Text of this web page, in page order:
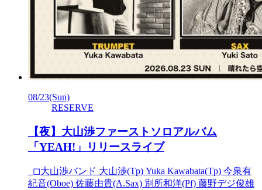
08/23(Sun)
RESERVE
【夜】大山渉ファーストソロアルバム
「YEAH!」リリースライブ
◻︎大山渉バンド 大山渉(Tp) Yuka Kawabata(Tp) 今泉有
紀音(Oboe) 佐藤由貴(A.Sax) 別所和洋(Pf) 藤野デジ俊雄